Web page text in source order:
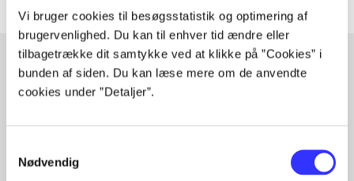
Vi bruger cookies til besøgsstatistik og optimering af
brugervenlighed. Du kan til enhver tid ændre eller
tilbagetrække dit samtykke ved at klikke på ”Cookies” i
bunden af siden. Du kan læse mere om de anvendte
cookies under ”Detaljer”.
Nødvendig
Artikler med samme emner